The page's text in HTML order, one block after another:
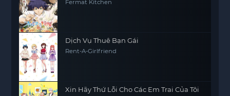
Fermat Kitchen
Dịch Vụ Thuê Bạn Gái
Rent-A-Girlfriend
Xin Hãy Thứ Lỗi Cho Các Em Trai Của Tôi